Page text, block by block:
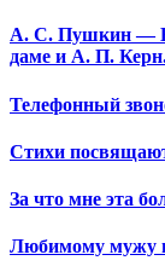
А. С. Пушкин —
даме и А. П.
Телефонный
Стихи
За что мне эта
Любимому мужу